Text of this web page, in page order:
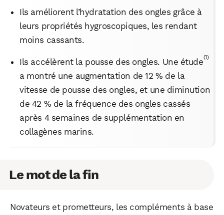
Ils améliorent l’hydratation des ongles grâce à
leurs propriétés hygroscopiques, les rendant
moins cassants.
Ils accélèrent la pousse des ongles. Une étude(1)
a montré une augmentation de 12 % de la
vitesse de pousse des ongles, et une diminution
de 42 % de la fréquence des ongles cassés
après 4 semaines de supplémentation en
collagènes marins.
Le mot de la fin
Novateurs et prometteurs, les compléments à base